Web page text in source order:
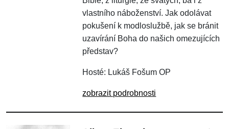
vlastního náboženství. Jak odolávat
pokušení k modloslužbě, jak se bránit
uzavírání Boha do našich omezujících
představ?
Hosté: Lukáš Fošum OP
zobrazit podrobnosti